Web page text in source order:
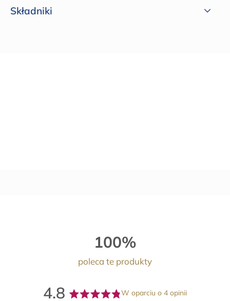
Składniki
100%
poleca te produkty
4.8 W oparciu o 4 opinii